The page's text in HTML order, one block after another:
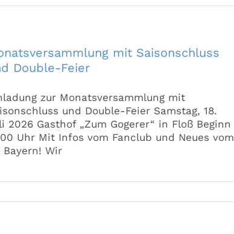
mit Saisonschluss
Double-Feier
zur Monatsversammlung mit
und Double-Feier Samstag, 18.
2026 Gasthof „Zum Gogerer“ in Floß Beginn
Uhr Mit Infos vom Fanclub und Neues vom
Bayern! Wir